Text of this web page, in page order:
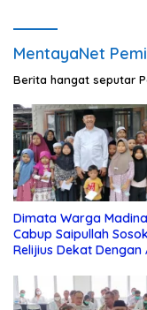
MentayaNet
Berita hangat seputar
Dimata Warga
Cabup Saipullah Sosok
Relijius Dekat Dengan